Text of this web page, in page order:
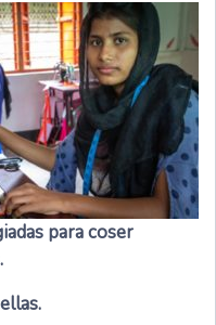
para coser